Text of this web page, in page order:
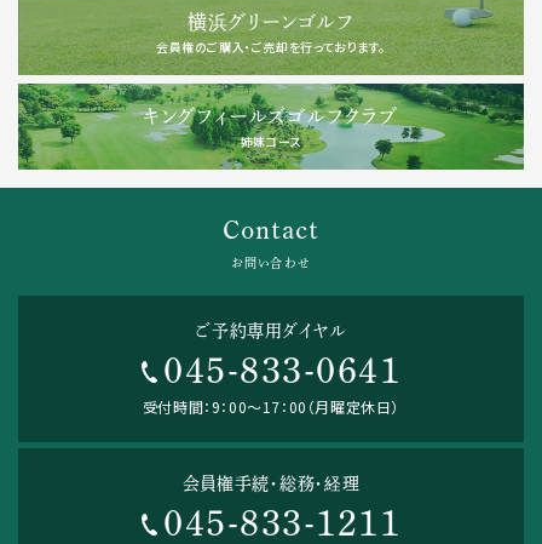
横浜グリーンゴルフ
会員権のご購入・ご売却を行っております。
キングフィールズゴルフクラブ
姉妹コース
Contact
お問い合わせ
ご予約専用ダイヤル
045-833-0641
受付時間：9：00～17：00（月曜定休日）
会員権手続・総務・経理
045-833-1211